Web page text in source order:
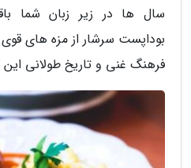
سال ها در زیر زبان شما
بوداپست سرشار از مزه های
فرهنگ غنی و تاریخ طولانی این